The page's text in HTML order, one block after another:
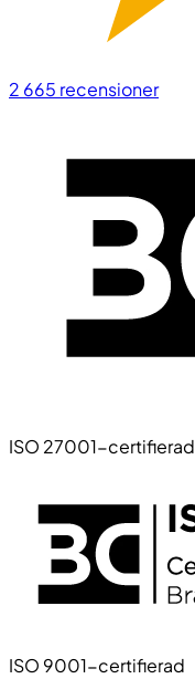
2 665 recensioner
ISO 27001-certifierad
ISO 9001-certifierad